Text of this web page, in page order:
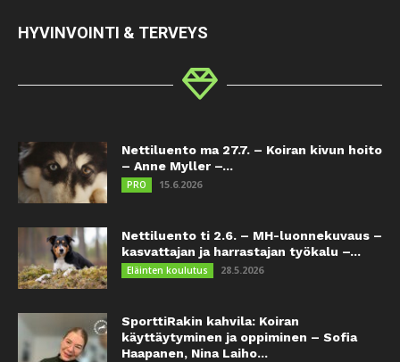
HYVINVOINTI & TERVEYS
Nettiluento ma 27.7. – Koiran kivun hoito
– Anne Myller –...
PRO 15.6.2026
Nettiluento ti 2.6. – MH-luonnekuvaus –
kasvattajan ja harrastajan työkalu –...
Eläinten koulutus 28.5.2026
SporttiRakin kahvila: Koiran
käyttäytyminen ja oppiminen – Sofia
Haapanen, Nina Laiho...